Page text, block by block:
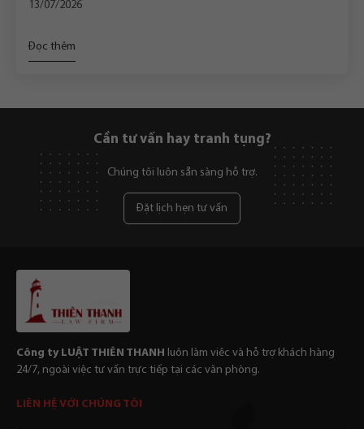
13/07/2026
Đọc thêm
Cần tư vấn hay tranh tụng?
Chúng tôi luôn sẵn sàng hỗ trợ.
Đặt lịch hẹn tư vấn
Công ty LUẬT THIÊN THANH
luôn làm viêc và hỗ trợ khách hàng
24/7, ngoài việc tư vấn trực tiếp tại các văn phòng.
LIÊN HỆ VỚI CHÚNG TÔI